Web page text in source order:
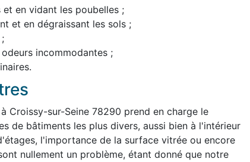
en vidant les poubelles ;
et en dégraissant les sols ;
incommodantes ;
Croissy-sur-Seine 78290 prend en charge le
de bâtiments les plus divers, aussi bien à l'intérieur
l'importance de la surface vitrée ou encore
nullement un problème, étant donné que notre